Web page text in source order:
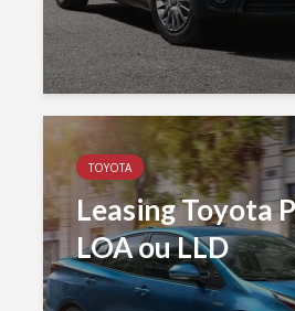
TOYOTA
Leasing Toyota
LOA ou LLD